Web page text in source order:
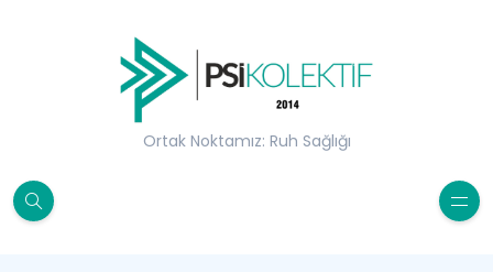
Ortak Noktamız: Ruh Sağlığı